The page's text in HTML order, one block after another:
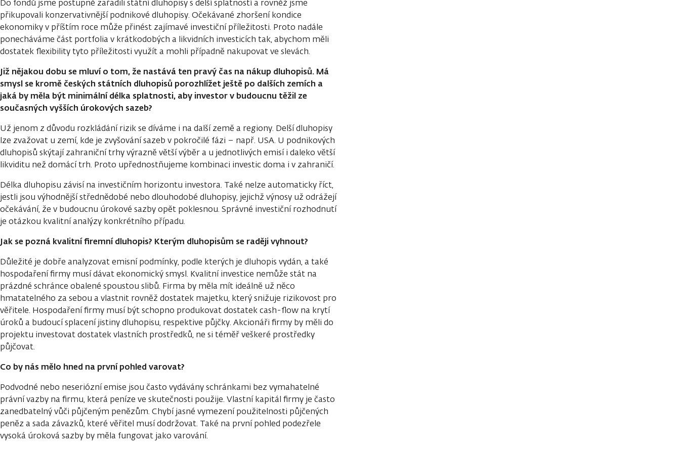
Do fondů jsme postupně zařadili státní dluhopisy s delší splatností a rovněž jsme
přikupovali konzervativnější podnikové dluhopisy. Očekávané zhoršení kondice
ekonomiky v příštím roce může přinést zajímavé investiční příležitosti. Proto nadále
ponecháváme část portfolia v krátkodobých a likvidních investicích tak, abychom měli
dostatek flexibility tyto příležitosti využít a mohli případně nakupovat ve slevách.
Již nějakou dobu se mluví o tom, že nastává ten pravý čas na nákup dluhopisů. Má
smysl se kromě českých státních dluhopisů porozhlížet ještě po dalších zemích a
jaká by měla být minimální délka splatnosti, aby investor v budoucnu těžil ze
současných vyšších úrokových sazeb?
Už jenom z důvodu rozkládání rizik se díváme i na další země a regiony. Delší dluhopisy
lze zvažovat u zemí, kde je zvyšování sazeb v pokročilé fázi – např. USA. U podnikových
dluhopisů skýtají zahraniční trhy výrazně větší výběr a u jednotlivých emisí i daleko větší
likviditu než domácí trh. Proto upřednostňujeme kombinaci investic doma i v zahraničí.
Délka dluhopisu závisí na investičním horizontu investora. Také nelze automaticky říct,
jestli jsou výhodnější střednědobé nebo dlouhodobé dluhopisy, jejichž výnosy už odrážejí
očekávání, že v budoucnu úrokové sazby opět poklesnou. Správné investiční rozhodnutí
je otázkou kvalitní analýzy konkrétního případu.
Jak se pozná kvalitní firemní dluhopis? Kterým dluhopisům se raději vyhnout?
Důležité je dobře analyzovat emisní podmínky, podle kterých je dluhopis vydán, a také
hospodaření firmy musí dávat ekonomický smysl. Kvalitní investice nemůže stát na
prázdné schránce obalené spoustou slibů. Firma by měla mít ideálně už něco
hmatatelného za sebou a vlastnit rovněž dostatek majetku, který snižuje rizikovost pro
věřitele. Hospodaření firmy musí být schopno produkovat dostatek cash-flow na krytí
úroků a budoucí splacení jistiny dluhopisu, respektive půjčky. Akcionáři firmy by měli do
projektu investovat dostatek vlastních prostředků, ne si téměř veškeré prostředky
půjčovat.
Co by nás mělo hned na první pohled varovat?
Podvodné nebo neseriózní emise jsou často vydávány schránkami bez vymahatelné
právní vazby na firmu, která peníze ve skutečnosti použije. Vlastní kapitál firmy je často
zanedbatelný vůči půjčeným penězům. Chybí jasné vymezení použitelnosti půjčených
peněz a sada závazků, které věřitel musí dodržovat. Také na první pohled podezřele
vysoká úroková sazby by měla fungovat jako varování.